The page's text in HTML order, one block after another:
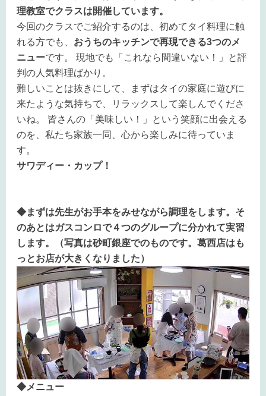
理教室でクラスは開催しています。
今回のクラスでご紹介するのは、初めてタイ料理に触
れる方でも、 おうちのキッチンで再現できる3つのメ
ニューです。 現地でも「これなら間違いない！」と評
判の人気料理ばかり。
難しいことは抜きにして、まずはタイの家庭に遊びに
来たような気持ちで、リラックスして楽しんでくださ
いね。 皆さんの「美味しい！」という笑顔に出会える
のを、私たち家族一同、心から楽しみに待っていま
す。
サワディー・カップ！
◆まずは先生がお手本をみせながら調理をします。そ
のあとはガスコンロで４つのグループに分かれて実習
します。（写真は砂町銀座でのものです。葛西店はも
っとお店が大きくなりました）
◆メニュー